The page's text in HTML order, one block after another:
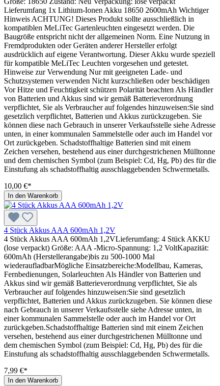
Lieferumfang 1x Lithium-Ionen Akku 18650 2600mAh Wichtiger
Hinweis ACHTUNG! Dieses Produkt sollte ausschließlich in
kompatiblen MeLiTec Gartenleuchten eingesetzt werden. Die
Baugröße entspricht nicht der allgemeinen Norm. Eine Nutzung in
Fremdprodukten oder Geräten anderer Hersteller erfolgt
ausdrücklich auf eigene Verantwortung. Dieser Akku wurde speziell
für kompatible MeLiTec Leuchten vorgesehen und getestet.
Hinweise zur Verwendung Nur mit geeigneten Lade- und
Schutzsystemen verwenden Nicht kurzschließen oder beschädigen
Vor Hitze und Feuchtigkeit schützen Polarität beachten Als Händler
von Batterien und Akkus sind wir gemäß Batterieverordnung
verpflichtet, Sie als Verbraucher auf folgendes hinzuweisen:Sie sind
gesetzlich verpflichtet, Batterien und Akkus zurückzugeben. Sie
können diese nach Gebrauch in unserer Verkaufsstelle siehe Adresse
unten, in einer kommunalen Sammelstelle oder auch im Handel vor
Ort zurückgeben. Schadstoffhaltige Batterien sind mit einem
Zeichen versehen, bestehend aus einer durchgestrichenen Mülltonne
und dem chemischen Symbol (zum Beispiel: Cd, Hg, Pb) des für die
Einstufung als schadstoffhaltig ausschlaggebenden Schwermetalls.
10,00 €*
In den Warenkorb
4 Stück Akkus AAA 600mAh 1,2V
4 Stück Akkus AAA 600mAh 1,2VLieferumfang: 4 Stück AKKU
(lose verpackt) Größe: AAA -Micro-Spannung: 1,2 VoltKapazität:
600mAh (Herstellerangabe)bis zu 500-1000 Mal
wiederaufladbarMögliche Einsatzbereiche:Modellbau, Kameras,
Fernbedienungen, Solarleuchten Als Händler von Batterien und
Akkus sind wir gemäß Batterieverordnung verpflichtet, Sie als
Verbraucher auf folgendes hinzuweisen:Sie sind gesetzlich
verpflichtet, Batterien und Akkus zurückzugeben. Sie können diese
nach Gebrauch in unserer Verkaufsstelle siehe Adresse unten, in
einer kommunalen Sammelstelle oder auch im Handel vor Ort
zurückgeben.Schadstoffhaltige Batterien sind mit einem Zeichen
versehen, bestehend aus einer durchgestrichenen Mülltonne und
dem chemischen Symbol (zum Beispiel: Cd, Hg, Pb) des für die
Einstufung als schadstoffhaltig ausschlaggebenden Schwermetalls.
7,99 €*
In den Warenkorb